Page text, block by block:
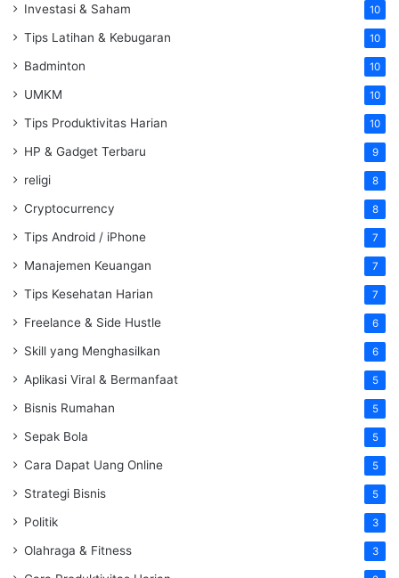
Investasi & Saham 10
Tips Latihan & Kebugaran 10
Badminton 10
UMKM 10
Tips Produktivitas Harian 10
HP & Gadget Terbaru 9
religi 8
Cryptocurrency 8
Tips Android / iPhone 7
Manajemen Keuangan 7
Tips Kesehatan Harian 7
Freelance & Side Hustle 6
Skill yang Menghasilkan 6
Aplikasi Viral & Bermanfaat 5
Bisnis Rumahan 5
Sepak Bola 5
Cara Dapat Uang Online 5
Strategi Bisnis 5
Politik 3
Olahraga & Fitness 3